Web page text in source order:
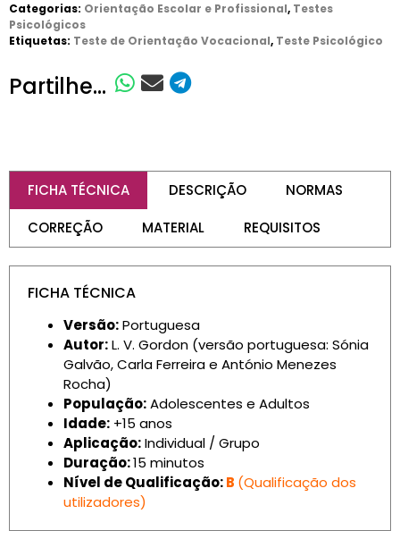
Categorias: Orientação Escolar e Profissional, Testes
Psicológicos
Etiquetas: Teste de Orientação Vocacional, Teste Psicológico
Partilhe...
FICHA TÉCNICA DESCRIÇÃO
NORMAS
CORREÇÃO
MATERIAL REQUISITOS
FICHA TÉCNICA
Versão:Portuguesa
Autor:L. V. Gordon (versão portuguesa: Sónia
Galvão, Carla Ferreira e António Menezes
Rocha)
População:Adolescentes e Adultos
Idade: +15 anos
Aplicação:Individual / Grupo
Duração:15 minutos
Nível de Qualificação:B (Qualificação dos
utilizadores)